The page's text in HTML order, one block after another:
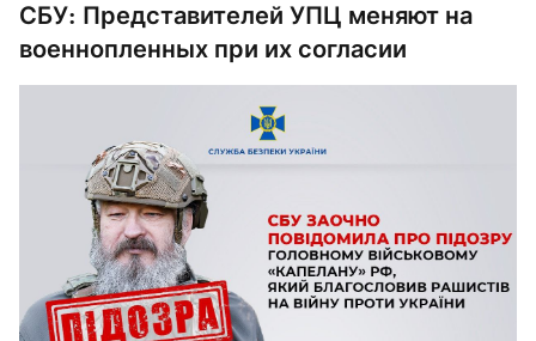
СБУ: Представителей УПЦ меняют на
военнопленных при их согласии